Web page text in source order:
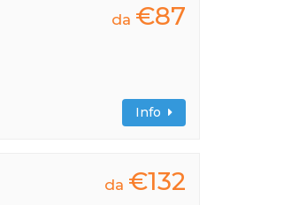
da €87
Info
da €132